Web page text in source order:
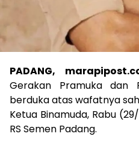
PADANG,
Gerakan Pramuka dan
berduka atas wafatnya
Ketua Binamuda, Rabu
RS Semen Padang.